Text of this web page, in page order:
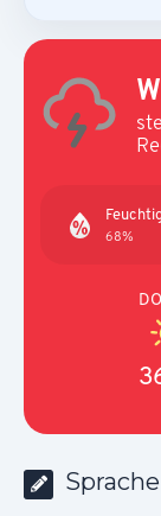
68%